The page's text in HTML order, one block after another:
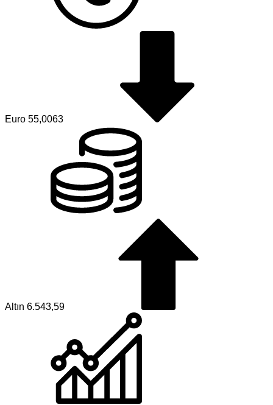
Euro 55,0063
Altın 6.543,59